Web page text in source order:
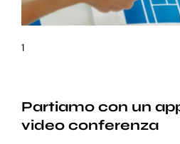
1
Partiamo con un
video conferenza